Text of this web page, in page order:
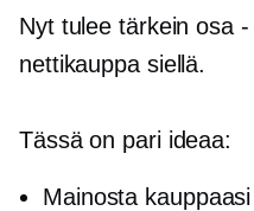
Nyt tulee tärkein osa
nettikauppa siellä.
Tässä on pari ideaa:
Mainosta